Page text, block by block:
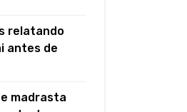
relatando
antes de
madrasta